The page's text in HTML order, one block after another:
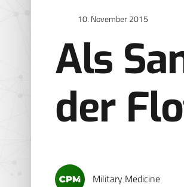
10. November 2015
Als
der
Military Medicine